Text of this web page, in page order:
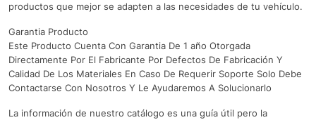
productos que mejor se adapten a las necesidades de tu vehículo.
Garantia Producto
Este Producto Cuenta Con Garantia De 1 año Otorgada
Directamente Por El Fabricante Por Defectos De Fabricación Y
Calidad De Los Materiales En Caso De Requerir Soporte Solo Debe
Contactarse Con Nosotros Y Le Ayudaremos A Solucionarlo
La información de nuestro catálogo es una guía útil pero la